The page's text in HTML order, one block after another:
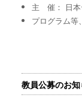
主 催： 日本
プログラム等
教員公募のお